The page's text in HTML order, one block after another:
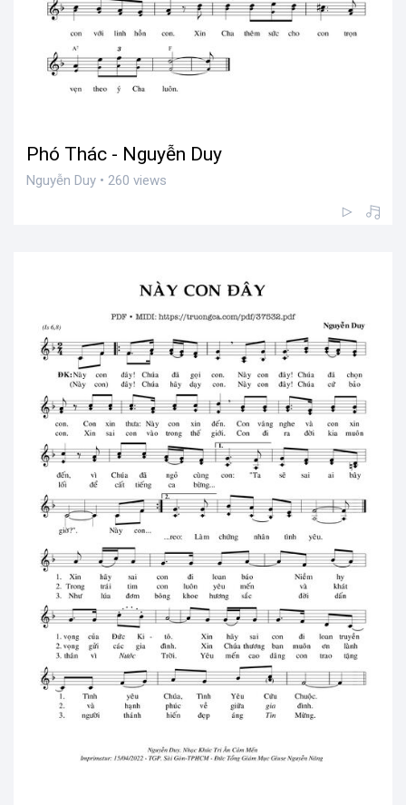
Phó Thác - Nguyễn Duy
Nguyễn Duy • 260 views